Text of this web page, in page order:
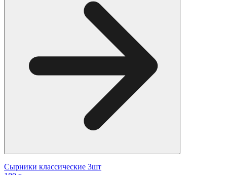
Сырники классические 3шт